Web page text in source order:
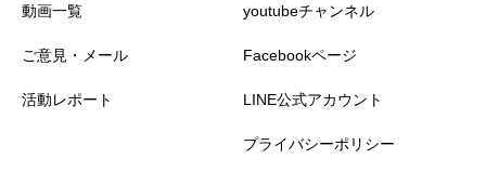
動画一覧
ご意見・メール
活動レポート
youtubeチャンネル
Facebookページ
LINE公式アカウント
プライバシーポリシー